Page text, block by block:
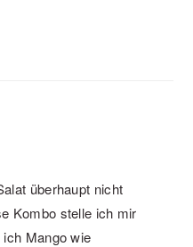
überhaupt nicht
Kombo stelle ich mir
Mango wie